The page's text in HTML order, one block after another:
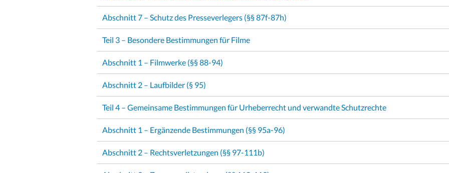
Abschnitt 7 – Schutz des Presseverlegers (§§ 87f-87h)
Teil 3 – Besondere Bestimmungen für Filme
Abschnitt 1 – Filmwerke (§§ 88-94)
Abschnitt 2 – Laufbilder (§ 95)
Teil 4 – Gemeinsame Bestimmungen für Urheberrecht und verwandte Schutzrechte
Abschnitt 1 – Ergänzende Bestimmungen (§§ 95a-96)
Abschnitt 2 – Rechtsverletzungen (§§ 97-111b)